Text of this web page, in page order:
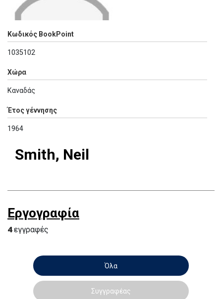
Κωδικός BookPoint
1035102
Χώρα
Καναδάς
Έτος γέννησης
1964
Smith, Neil
Εργογραφία
4εγγραφές
Όλα
Συγγραφέας